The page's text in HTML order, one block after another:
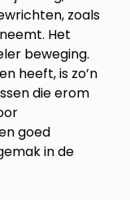
zoals
Het
beweging.
heeft, is zo’n
die erom
goed
in de